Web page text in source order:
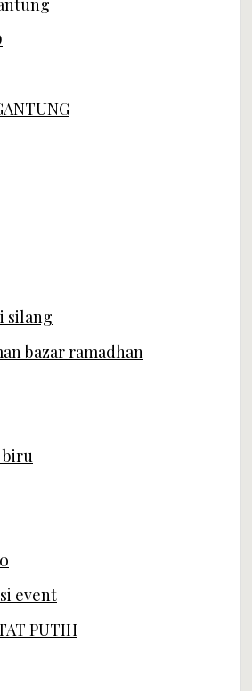
silang
bazar ramadhan
biru
event
PUTIH